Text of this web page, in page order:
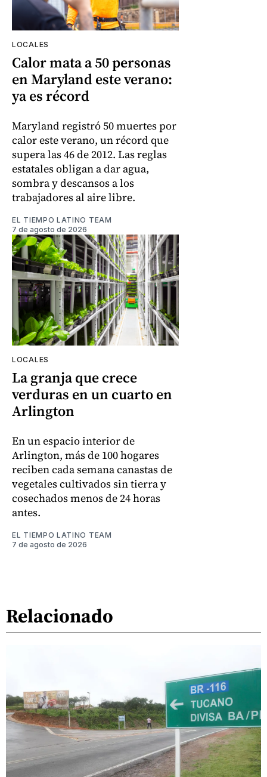
LOCALES
Calor mata a 50 personas
en Maryland este verano:
ya es récord
Maryland registró 50 muertes por
calor este verano, un récord que
supera las 46 de 2012. Las reglas
estatales obligan a dar agua,
sombra y descansos a los
trabajadores al aire libre.
EL TIEMPO LATINO TEAM
7 de agosto de 2026
LOCALES
La granja que crece
verduras en un cuarto en
Arlington
En un espacio interior de
Arlington, más de 100 hogares
reciben cada semana canastas de
vegetales cultivados sin tierra y
cosechados menos de 24 horas
antes.
EL TIEMPO LATINO TEAM
7 de agosto de 2026
Relacionado